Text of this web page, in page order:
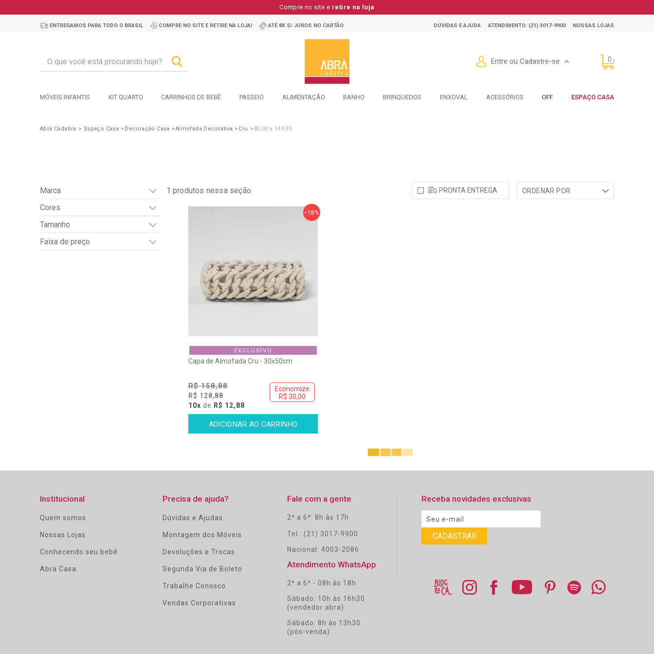
Compre no site e retire na loja
ENTREGAMOS PARA TODO O BRASIL COMPRE NO SITE E RETIRE NA LOJA! ATÉ 8X S/ JUROS NO CARTÃO DÚVIDAS E AJUDA ATENDIMENTO: (21) 3017-9900 NOSSAS LOJAS
Entre ou Cadastre-se 0
MÓVEIS INFANTIS KIT QUARTO CARRINHOS DE BEBÊ PASSEIO ALIMENTAÇÃO BANHO BRINQUEDOS ENXOVAL ACESSÓRIOS OFF ESPAÇO CASA
Abra Cadabra Espaço Casa Decoração Casa Almofada Decorativa Cru 80,00 a 149,99
Marca
Cores
Tamanho
Faixa de preço
ORDENAR POR
PRONTA ENTREGA
1 produtos nessa seção
18%
EXCLUSIVO
Capa de Almofada Cru - 30x50cm
R$ 158,88
R$ 128,88
Economize
R$ 30,00
10x de R$ 12,88
Institucional
Quem somos
Nossas Lojas
Conhecendo seu bebê
Abra Casa
Precisa de ajuda?
Dúvidas e Ajudas
Montagem dos Móveis
Devoluções e Trocas
Segunda Via de Boleto
Trabalhe Conosco
Vendas Corporativas
Fale com a gente
2ª a 6ª: 8h às 17h
Tel.: (21) 3017-9900
Nacional: 4003-2086
Atendimento WhatsApp
2ª a 6ª - 08h às 18h
Sábado: 10h às 16h30
(vendedor abra)
Sábado: 8h às 13h30
(pós-venda)
Receba novidades exclusivas